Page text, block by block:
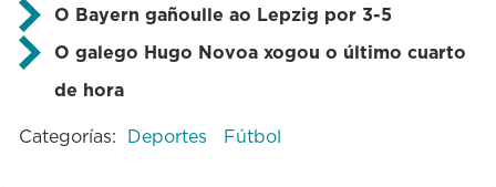
O Bayern gañoulle ao Lepzig por 3-5
O galego Hugo Novoa xogou o último cuarto
de hora
Categorías: Deportes Fútbol